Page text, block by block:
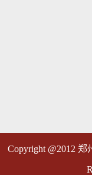
Copyright @2012